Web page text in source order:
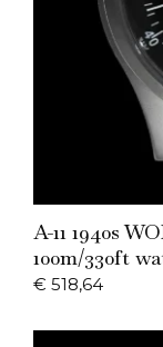
A-11 1940s
100m/330ft
€ 518,64